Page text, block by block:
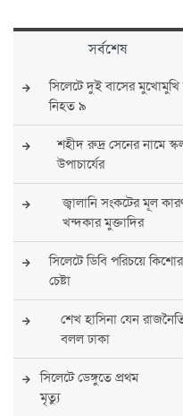
সর্বশেষ
সিলেটে দুই বাসের মুখোমুখি
নিহত ৯
শহীদ রুদ্র সেনের নামে
উপাচার্যের
জ্বালানি সংকটের মূল
খন্দকার মুক্তাদির
সিলেটে ডিবি পরিচয়ে
চেষ্টা
শেখ হাসিনা যেন
বলল ঢাকা
সিলেটে ডেঙ্গুতে প্রথম
মৃত্যু